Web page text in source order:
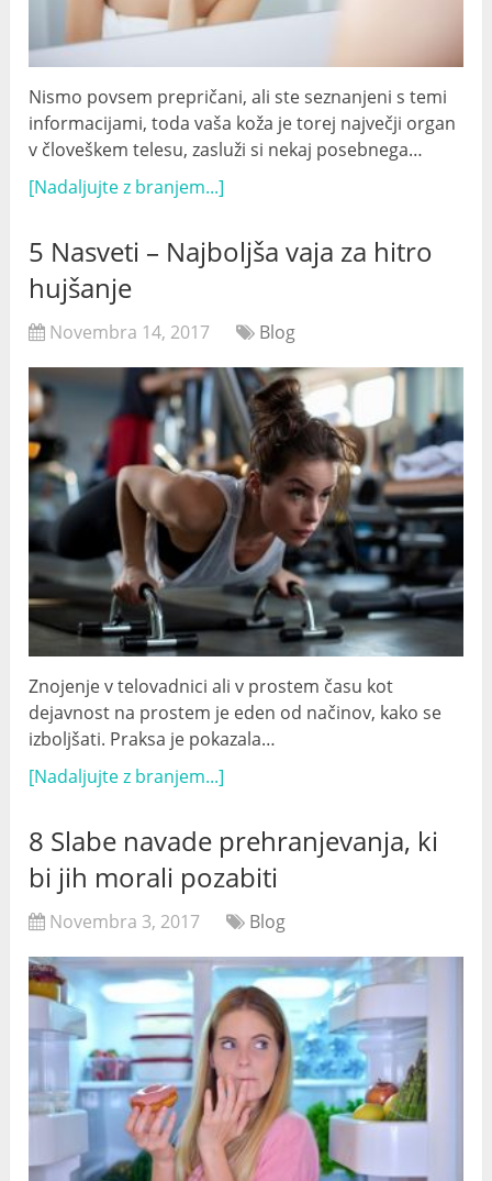
Nismo povsem prepričani, ali ste seznanjeni s temi
informacijami, toda vaša koža je torej največji organ
v človeškem telesu, zasluži si nekaj posebnega…
[Nadaljujte z branjem...]
5 Nasveti – Najboljša vaja za hitro
hujšanje
Novembra 14, 2017 Blog
Znojenje v telovadnici ali v prostem času kot
dejavnost na prostem je eden od načinov, kako se
izboljšati. Praksa je pokazala…
[Nadaljujte z branjem...]
8 Slabe navade prehranjevanja, ki
bi jih morali pozabiti
Novembra 3, 2017 Blog